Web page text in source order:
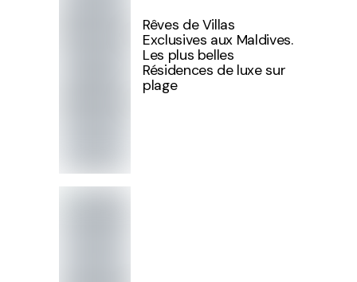
Rêves de Villas
Exclusives aux Maldives.
Les plus belles
Résidences de luxe sur
plage